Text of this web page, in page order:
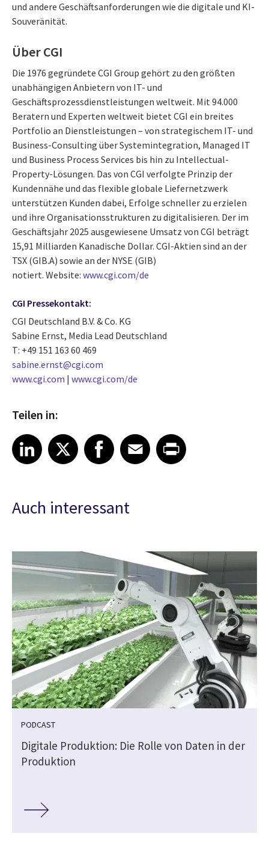
und andere Geschäftsanforderungen wie die digitale und KI-
Souveränität.
Über CGI
Die 1976 gegründete CGI Group gehört zu den größten
unabhängigen Anbietern von IT- und
Geschäftsprozessdienstleistungen weltweit. Mit 94.000
Beratern und Experten weltweit bietet CGI ein breites
Portfolio an Dienstleistungen – von strategischem IT- und
Business-Consulting über Systemintegration, Managed IT
und Business Process Services bis hin zu Intellectual-
Property-Lösungen. Das von CGI verfolgte Prinzip der
Kundennähe und das flexible globale Liefernetzwerk
unterstützen Kunden dabei, Erfolge schneller zu erzielen
und ihre Organisationsstrukturen zu digitalisieren. Der im
Geschäftsjahr 2025 ausgewiesene Umsatz von CGI beträgt
15,91 Milliarden Kanadische Dollar. CGI-Aktien sind an der
TSX (GIB.A) sowie an der NYSE (GIB)
notiert. Website: www.cgi.com/de
CGI Pressekontakt:
CGI Deutschland B.V. & Co. KG
Sabine Ernst, Media Lead Deutschland
T: +49 151 163 60 469
sabine.ernst@cgi.com
www.cgi.com | www.cgi.com/de
Teilen in:
Share article on LinkedIn
LinkedIn
Share article on XShare article on Facebook
Facebook
Share article on Email
EmailShare article on Print
Auch interessant
PODCAST
Digitale Produktion: Die Rolle von Daten in der
Produktion